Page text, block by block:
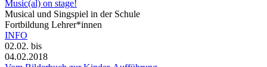
Music(al) on stage!
Musical und Singspiel in der Schule
Fortbildung Lehrer*innen
INFO
02.02. bis
04.02.2018